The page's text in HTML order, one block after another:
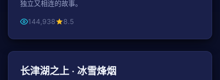
独立又相连的故事。
144,938 8.5
战争
长津湖之上 · 冰雪烽烟